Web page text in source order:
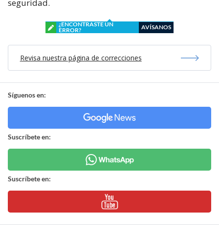
seguridad.
¿ENCONTRASTE UN
ERROR?
AVÍSANOS
Revisa nuestra página de correcciones
Síguenos en:
Suscríbete en:
Suscríbete en: